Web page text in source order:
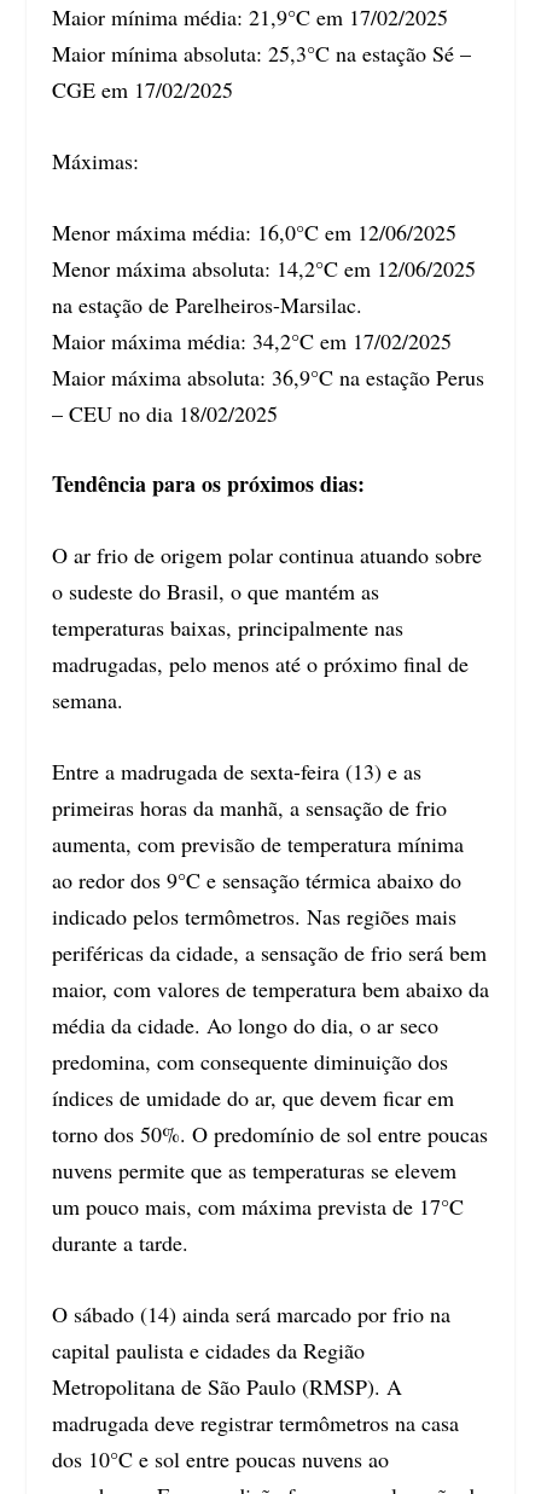
Maior mínima média: 21,9°C em 17/02/2025
Maior mínima absoluta: 25,3°C na estação Sé –
CGE em 17/02/2025
Máximas:
Menor máxima média: 16,0°C em 12/06/2025
Menor máxima absoluta: 14,2°C em 12/06/2025
na estação de Parelheiros-Marsilac.
Maior máxima média: 34,2°C em 17/02/2025
Maior máxima absoluta: 36,9°C na estação Perus
– CEU no dia 18/02/2025
Tendência para os próximos dias:
O ar frio de origem polar continua atuando sobre
o sudeste do Brasil, o que mantém as
temperaturas baixas, principalmente nas
madrugadas, pelo menos até o próximo final de
semana.
Entre a madrugada de sexta-feira (13) e as
primeiras horas da manhã, a sensação de frio
aumenta, com previsão de temperatura mínima
ao redor dos 9°C e sensação térmica abaixo do
indicado pelos termômetros. Nas regiões mais
periféricas da cidade, a sensação de frio será bem
maior, com valores de temperatura bem abaixo da
média da cidade. Ao longo do dia, o ar seco
predomina, com consequente diminuição dos
índices de umidade do ar, que devem ficar em
torno dos 50%. O predomínio de sol entre poucas
nuvens permite que as temperaturas se elevem
um pouco mais, com máxima prevista de 17°C
durante a tarde.
O sábado (14) ainda será marcado por frio na
capital paulista e cidades da Região
Metropolitana de São Paulo (RMSP). A
madrugada deve registrar termômetros na casa
dos 10°C e sol entre poucas nuvens ao